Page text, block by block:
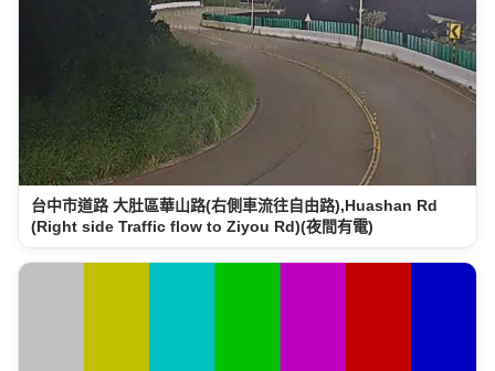
台中市道路 大肚區華山路(右側車流往自由路),Huashan Rd
(Right side Traffic flow to Ziyou Rd)(夜間有電)